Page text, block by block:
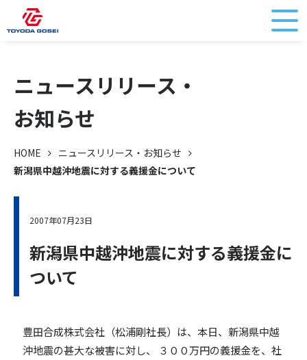
ニュースリリース・
お知らせ
HOME
ニュースリリース・お知らせ
新潟県中越沖地震に対する義援金について
2007年07月23日
新潟県中越沖地震に対する義援金に
ついて
豊田合成株式会社（松浦剛社長）は、本日、新潟県中越
沖地震の甚大な被害に対し、 ３００万円の義援金を、社